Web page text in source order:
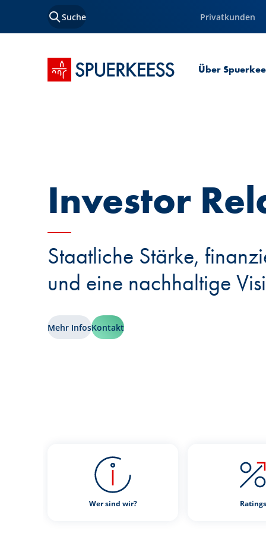
Suche Privatkunden
Startseite SPUERKEESS Über
Investor
Staatliche Stärke,
und eine nachhaltige
Mehr InfosKontakt
Wer sind wir? Ratings